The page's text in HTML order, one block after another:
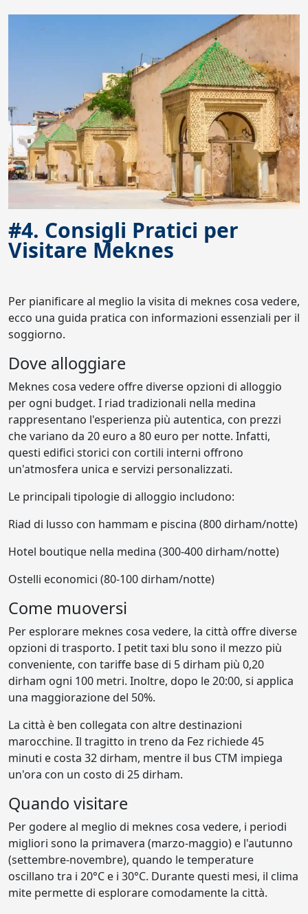
#4. Consigli Pratici per
Visitare Meknes
Per pianificare al meglio la visita di meknes cosa vedere,
ecco una guida pratica con informazioni essenziali per il
soggiorno.
Dove alloggiare
Meknes cosa vedere offre diverse opzioni di alloggio
per ogni budget. I riad tradizionali nella medina
rappresentano l'esperienza più autentica, con prezzi
che variano da 20 euro a 80 euro per notte. Infatti,
questi edifici storici con cortili interni offrono
un'atmosfera unica e servizi personalizzati.
Le principali tipologie di alloggio includono:
Riad di lusso con hammam e piscina (800 dirham/notte)
Hotel boutique nella medina (300-400 dirham/notte)
Ostelli economici (80-100 dirham/notte)
Come muoversi
Per esplorare meknes cosa vedere, la città offre diverse
opzioni di trasporto. I petit taxi blu sono il mezzo più
conveniente, con tariffe base di 5 dirham più 0,20
dirham ogni 100 metri. Inoltre, dopo le 20:00, si applica
una maggiorazione del 50%.
La città è ben collegata con altre destinazioni
marocchine. Il tragitto in treno da Fez richiede 45
minuti e costa 32 dirham, mentre il bus CTM impiega
un'ora con un costo di 25 dirham.
Quando visitare
Per godere al meglio di meknes cosa vedere, i periodi
migliori sono la primavera (marzo-maggio) e l'autunno
(settembre-novembre), quando le temperature
oscillano tra i 20°C e i 30°C. Durante questi mesi, il clima
mite permette di esplorare comodamente la città.